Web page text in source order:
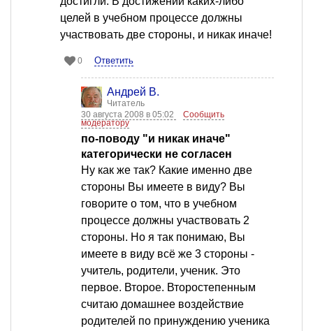
целей в учебном процессе должны
участвовать две стороны, и никак иначе!
0 Ответить
Андрей В.
Читатель
30 августа 2008 в 05:02
Сообщить
модератору
по-поводу "и никак иначе"
категорически не согласен
Ну как же так? Какие именно две
стороны Вы имеете в виду? Вы
говорите о том, что в учебном
процессе должны участвовать 2
стороны. Но я так понимаю, Вы
имеете в виду всё же 3 стороны -
учитель, родители, ученик. Это
первое. Второе. Второстепенным
считаю домашнее воздействие
родителей по принуждению ученика